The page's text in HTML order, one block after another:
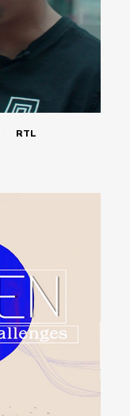
RTL